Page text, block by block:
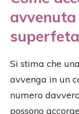
avvenuta
Si stima che una
avvenga in un
numero
possono